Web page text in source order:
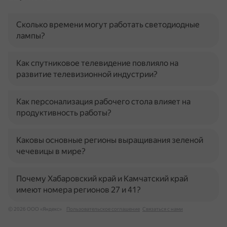
Сколько времени могут работать светодиодные
лампы?
Как спутниковое телевидение повлияло на
развитие телевизионной индустрии?
Как персонализация рабочего стола влияет на
продуктивность работы?
Каковы основные регионы выращивания зеленой
чечевицы в мире?
Почему Хабаровский край и Камчатский край
имеют номера регионов 27 и 41?
© 2026 ООО «Яндекс» Пользовательское соглашение Связаться с нами